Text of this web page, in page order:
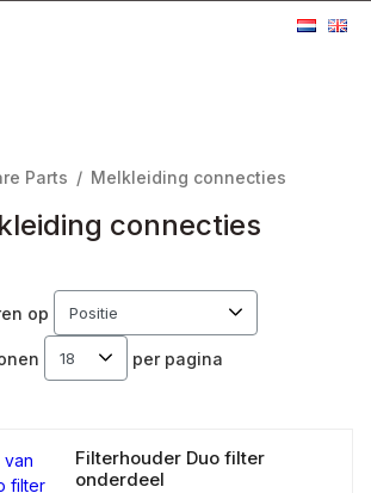
Parts / Melkleiding connecties
connecties
op
per pagina
Filterhouder Duo filter
onderdeel